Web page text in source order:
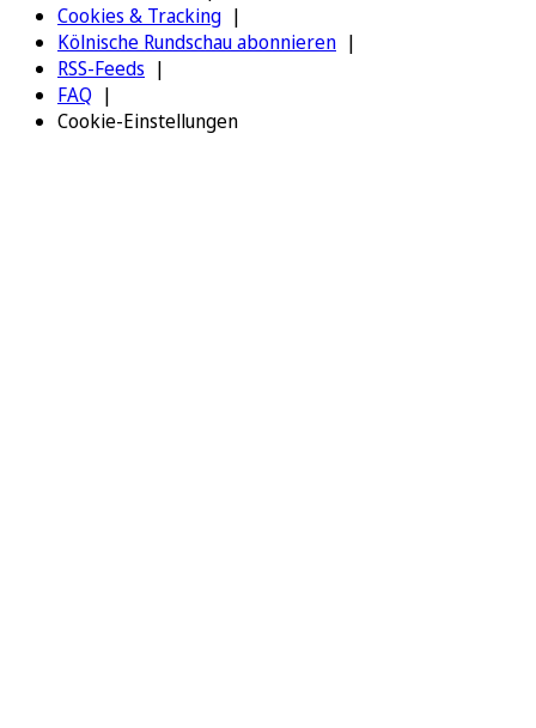
Cookies & Tracking
Kölnische Rundschau abonnieren
RSS-Feeds
FAQ
Cookie-Einstellungen